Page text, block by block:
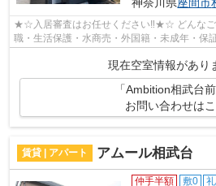
★☆入居審査はお任せください‼★☆ どんなご
職・生活保護・水商売・外国籍・未成年・保
現在空室情報があり
「Ambition相武台
お問い合わせは
賃貸 | アパート アムール相武台
仲手半額 敷0